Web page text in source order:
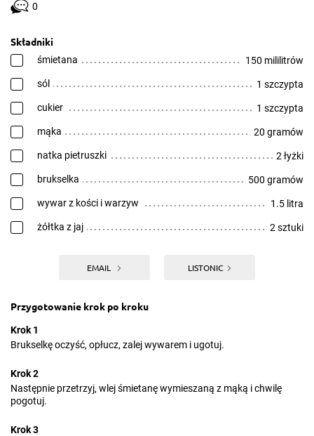
0
Składniki
śmietana 150 mililitrów
sól 1 szczypta
cukier 1 szczypta
mąka 20 gramów
natka pietruszki 2 łyżki
brukselka 500 gramów
wywar z kości i warzyw 1.5 litra
żółtka z jaj 2 sztuki
EMAIL LISTONIC
Przygotowanie krok po kroku
Krok 1
Brukselkę oczyść, opłucz, zalej wywarem i ugotuj.
Krok 2
Następnie przetrzyj, wlej śmietanę wymieszaną z mąką i chwilę
pogotuj.
Krok 3